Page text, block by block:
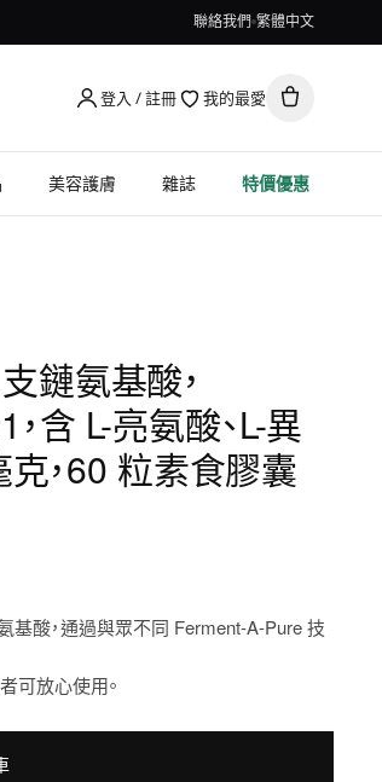
聯絡我們 繁體中文
登入 / 註冊 我的最愛
美容護膚 雜誌 特價優惠
鏈氨基酸，
含 L-亮氨酸、L-異
，60 粒素食膠囊
酸，通過與眾不同 Ferment-A-Pure 技
可放心使用。